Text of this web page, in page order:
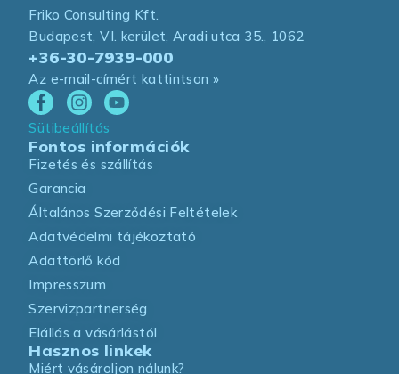
Friko Consulting Kft.
Budapest, VI. kerület, Aradi utca 35., 1062
+36-30-7939-000
Az e-mail-címért kattintson »
Sütibeállítás
Fontos információk
Fizetés és szállítás
Garancia
Általános Szerződési Feltételek
Adatvédelmi tájékoztató
Adattörlő kód
Impresszum
Szervizpartnerség
Elállás a vásárlástól
Hasznos linkek
Miért vásároljon nálunk?